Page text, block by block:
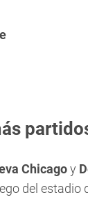
Chicagoy
del estadio